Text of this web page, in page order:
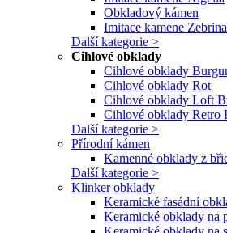
Obkladový kámen
Imitace kamene Zebrina
Další kategorie >
Cihlové obklady
Cihlové obklady
Cihlové obklady Rot
Cihlové obklady Loft
Cihlové obklady Retro
Další kategorie >
Přírodní kámen
Kamenné obklady z
Další kategorie >
Klinker obklady
Keramické fasádní
Keramické obklady na